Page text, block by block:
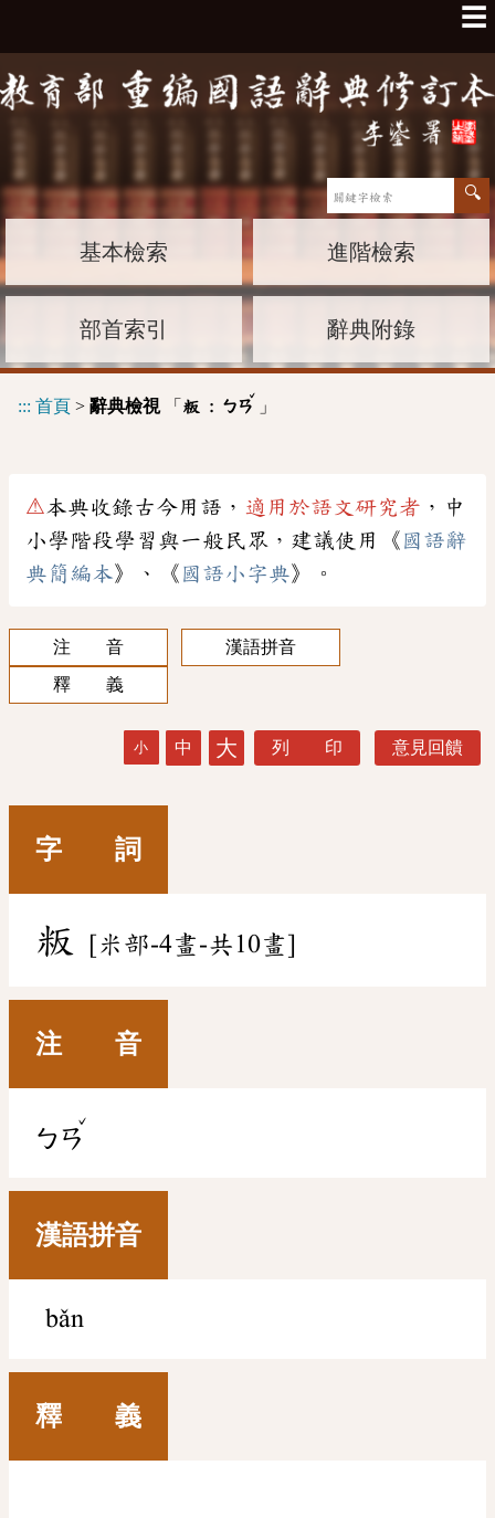
☰
基本檢索 進階檢索
部首索引 辭典附錄
::: 首頁 > 辭典檢視「 粄 : ㄅㄢ
ˇ
」
⚠本典收錄古今用語， 適用於語文研究者 ，中
小學階段學習與一般民眾，建議使用《 國語辭
典簡編本》、《 國語小字典》。
注 音
漢語拼音
釋 義
小 中 大 列 印 意見回饋
字 詞
粄 [米部-4畫-共10畫]
注 音
ㄅㄢ
ˇ
漢語拼音
bǎn
釋 義